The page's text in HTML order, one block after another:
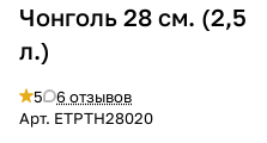
Чонголь 28 см. (2,5
л.)
5
6 отзывов
Арт. ETPTH28020